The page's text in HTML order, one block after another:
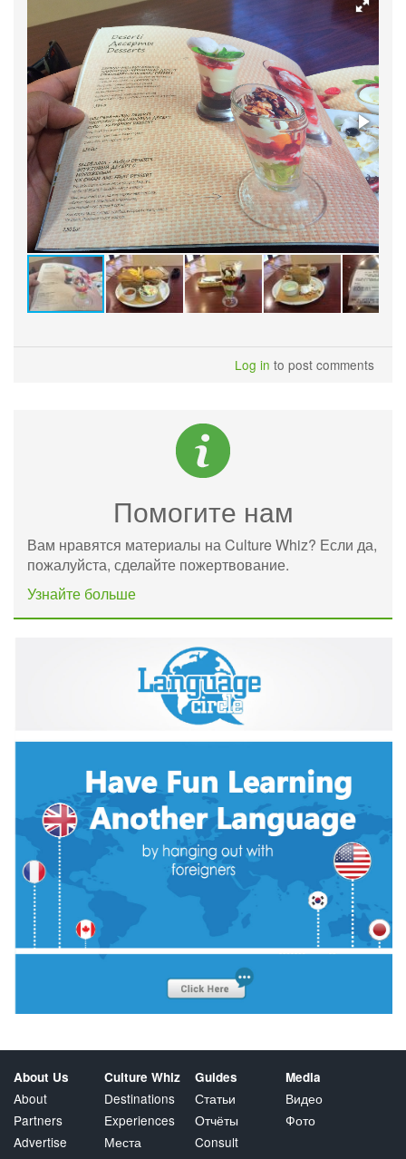
Log in to post comments
Помогите нам
Вам нравятся материалы на Culture Whiz? Если да,
пожалуйста, сделайте пожертвование.
Узнайте больше
About Us
About
Partners
Advertise
Culture Whiz
Destinations
Experiences
Места
Guides
Статьи
Отчёты
Consult
Media
Видео
Фото